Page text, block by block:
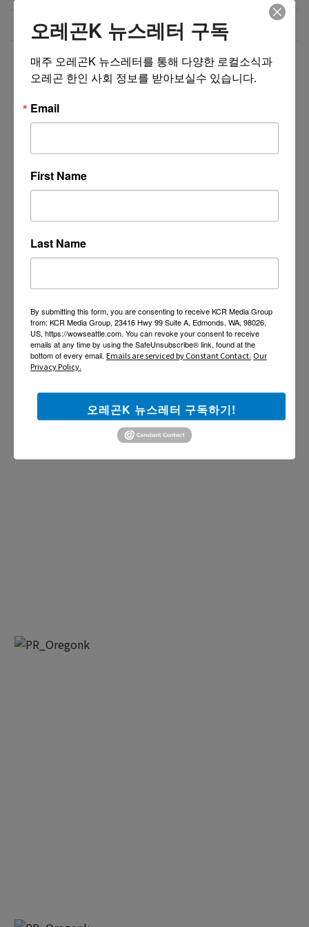
미국 전역 한국식 바닥난방 시공 차콜온돌
더보기 >>
오레곤K 뉴스레터 구독
매주 오레곤K 뉴스레터를 통해 다양한 로컬소식과
오레곤 한인 사회 정보를 받아보실수 있습니다.
Email
First Name
Last Name
By submitting this form, you are consenting to receive KCR Media Group
from: KCR Media Group, 23416 Hwy 99 Suite A, Edmonds, WA, 98026,
US, https://wowseattle.com. You can revoke your consent to receive
emails at any time by using the SafeUnsubscribe® link, found at the
bottom of every email. Emails are serviced by Constant Contact. Our
Privacy Policy.
오레곤K 뉴스레터 구독하기!